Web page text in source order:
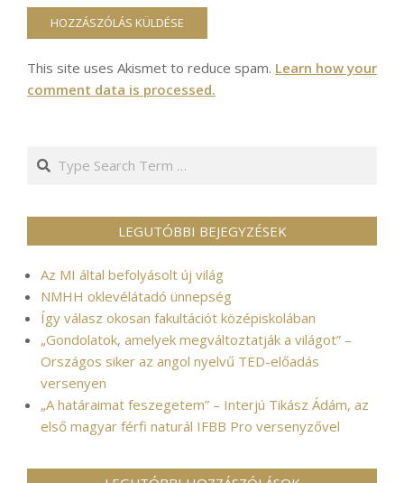
This site uses Akismet to reduce spam. Learn how your
comment data is processed.
Search
LEGUTÓBBI BEJEGYZÉSEK
Az MI által befolyásolt új világ
NMHH oklevélátadó ünnepség
Így válasz okosan fakultációt középiskolában
„Gondolatok, amelyek megváltoztatják a világot” –
Országos siker az angol nyelvű TED-előadás
versenyen
„A határaimat feszegetem” – Interjú Tikász Ádám, az
első magyar férfi naturál IFBB Pro versenyzővel